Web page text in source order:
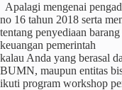
Apalagi mengenai
no 16 tahun 2018 serta
tentang penyediaan
keuangan pemerintah
kalau Anda yang berasal
BUMN, maupun entitas
ikuti program workshop